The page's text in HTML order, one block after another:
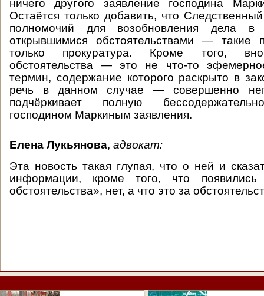
ничего другого заявление господина
Остаётся только добавить, что
полномочий для возобновления дела
открывшимися обстоятельствами — такие
только прокуратура. Кроме того,
обстоятельства — это не что-то
термин, содержание которого раскрыто в
речь в данном случае — совершенно
подчёркивает полную
господином Маркиным заявления.
Елена Лукьянова, адвокат:
Эта новость такая глупая, что о ней и
информации, кроме того, что появились
обстоятельства», нет, а что это за